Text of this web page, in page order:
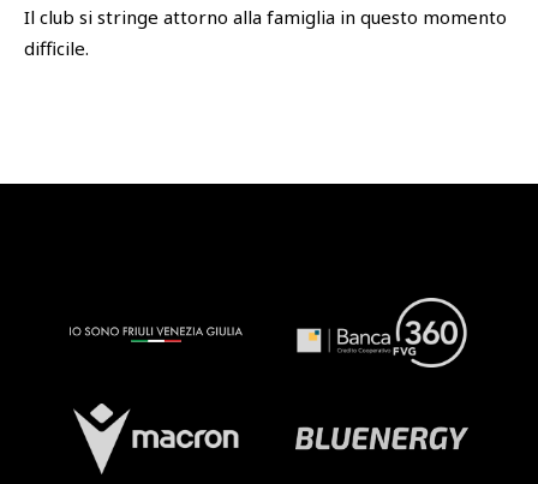
Il club si stringe attorno alla famiglia in questo momento
difficile.